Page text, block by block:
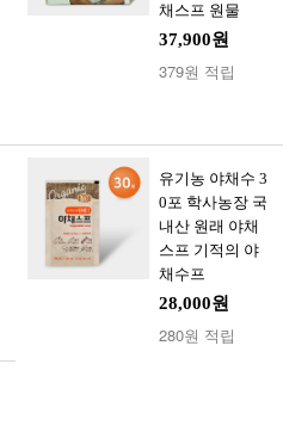
채스프 원물
37,900원
379원 적립
유기농 야채수 3
0포 학사농장 국
내산 원래 야채
스프 기적의 야
채수프
28,000원
280원 적립